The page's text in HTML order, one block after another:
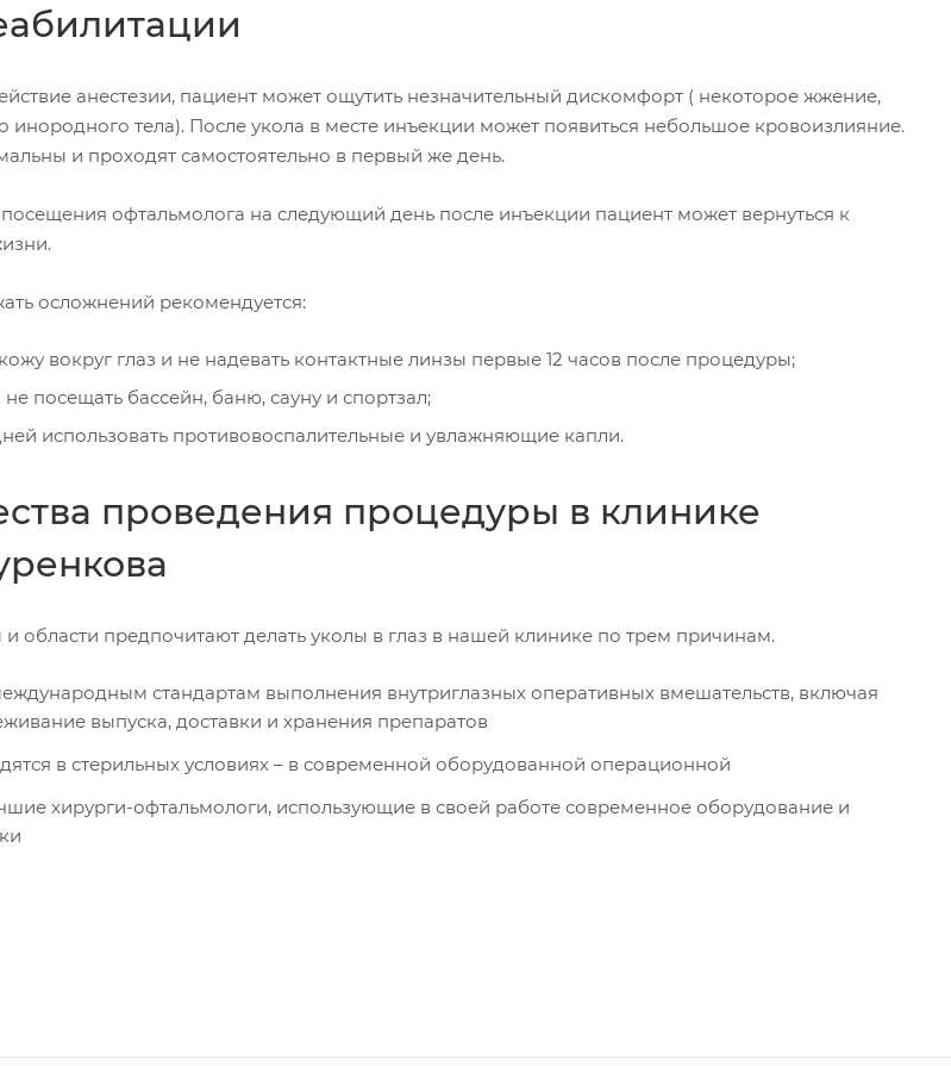
анестезии, пациент может ощутить незначительный дискомфорт ( некоторое жжение,
инородного тела). После укола в месте инъекции может появиться небольшое кровоизлияние.
и проходят самостоятельно в первый же день.
офтальмолога на следующий день после инъекции пациент может вернуться к
осложнений рекомендуется:
вокруг глаз и не надевать контактные линзы первые 12 часов после процедуры;
посещать бассейн, баню, сауну и спортзал;
использовать противовоспалительные и увлажняющие капли.
проведения процедуры в клинике
области предпочитают делать уколы в глаз в нашей клинике по трем причинам.
стандартам выполнения внутриглазных оперативных вмешательств, включая
выпуска, доставки и хранения препаратов
в стерильных условиях – в современной оборудованной операционной
хирурги-офтальмологи, использующие в своей работе современное оборудование и